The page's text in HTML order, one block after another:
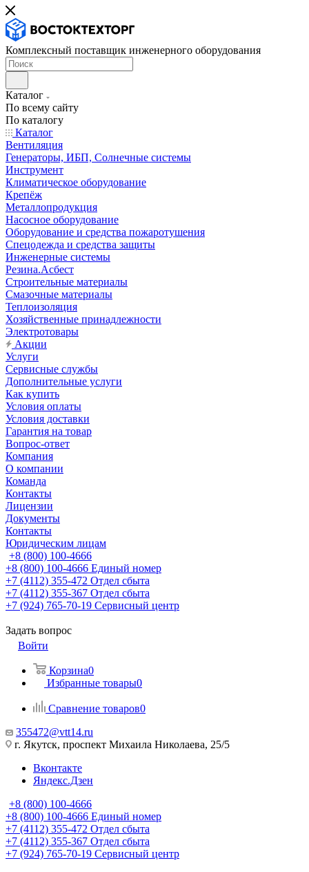
Комплексный поставщик инженерного оборудования
Каталог
По всему сайту
По каталогу
Каталог
Вентиляция
Генераторы, ИБП, Солнечные системы
Инструмент
Климатическое оборудование
Крепёж
Металлопродукция
Насосное оборудование
Оборудование и средства пожаротушения
Спецодежда и средства защиты
Инженерные системы
Резина.Асбест
Строительные материалы
Смазочные материалы
Теплоизоляция
Хозяйственные принадлежности
Электротовары
Акции
Услуги
Сервисные службы
Дополнительные услуги
Как купить
Условия оплаты
Условия доставки
Гарантия на товар
Вопрос-ответ
Компания
О компании
Команда
Контакты
Лицензии
Документы
Контакты
Юридическим лицам
+8 (800) 100-4666
+8 (800) 100-4666 Единый номер
+7 (4112) 355-472 Отдел сбыта
+7 (4112) 355-367 Отдел сбыта
+7 (924) 765-70-19 Сервисный центр
Задать вопрос
Войти
Корзина0
Избранные товары0
Сравнение товаров0
355472@vtt14.ru
г. Якутск, проспект Михаила Николаева, 25/5
Вконтакте
Яндекс.Дзен
+8 (800) 100-4666
+8 (800) 100-4666 Единый номер
+7 (4112) 355-472 Отдел сбыта
+7 (4112) 355-367 Отдел сбыта
+7 (924) 765-70-19 Сервисный центр